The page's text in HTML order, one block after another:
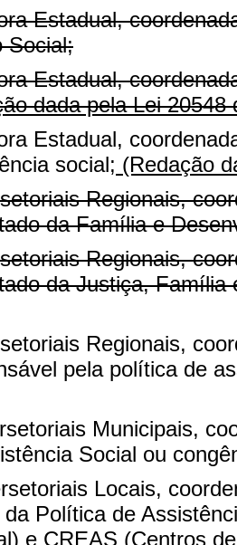
Estadual,
Social;
Estadual,
dada pela Lei 20548
Estadual,
social; (Redação
Regionais,
da Família e
Regionais,
da Justiça, Família
Regionais,
pela política de
Municipais,
Social ou
Locais,
Política de
e CREAS (Centros